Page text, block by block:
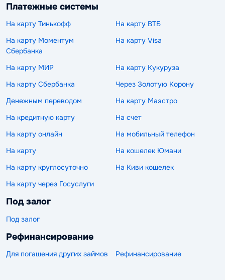
Платежные системы
На карту Тинькофф
На карту ВТБ
На карту Моментум
Сбербанка
На карту Visa
На карту МИР
На карту Кукуруза
На карту Сбербанка
Через Золотую Корону
Денежным переводом
На карту Маэстро
На кредитную карту
На счет
На карту онлайн
На мобильный телефон
На карту
На кошелек Юмани
На карту круглосуточно
На Киви кошелек
На карту через Госуслуги
Под залог
Под залог
Рефинансирование
Для погашения других займов Рефинансирование